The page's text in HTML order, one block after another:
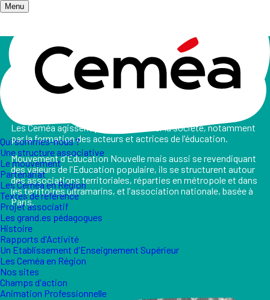
Menu
Qui sommes-nous ?
Une structure associative
Le mouvement
Partenariat
Les Ceméa en Région
Textes de référence
Projet associatif
Les grand.es pédagogues
Histoire
Rapports d'Activité
Un Etablissement d'Enseignement Supérieur
Les Ceméa en Région
Nos sites
Champs d'action
Animation Professionnelle
Accueil/ Qui sommes-nous ?
Qui sommes-nous ?
Les Ceméa agissent pour transformer la société, notamment
par la formation des acteurs et actrices de l'éducation.
Mouvement d'Education Nouvelle mais aussi se revendiquant
des valeurs de l'Education populaire, ils se structurent autour
des associations territoriales, réparties en métropole et dans
les territoires ultramarins, et l'association nationale, basée à
Paris.